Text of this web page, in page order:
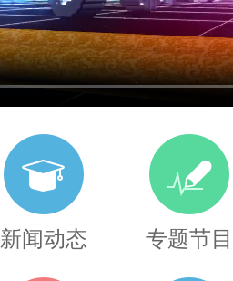
新闻动态 专题节目